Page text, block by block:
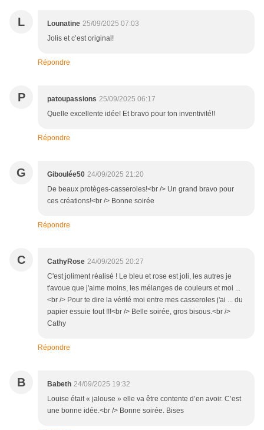
L Lounatine 25/09/2025 07:03
Jolis et c’est original!
Répondre
P patoupassions 25/09/2025 06:17
Quelle excellente idée! Et bravo pour ton inventivité!!
Répondre
G Giboulée50 24/09/2025 21:20
De beaux protèges-casseroles!<br /> Un grand bravo pour
ces créations!<br /> Bonne soirée
Répondre
C CathyRose 24/09/2025 20:27
C'est joliment réalisé ! Le bleu et rose est joli, les autres je
t'avoue que j'aime moins, les mélanges de couleurs et moi ...
<br /> Pour te dire la vérité moi entre mes casseroles j'ai ... du
papier essuie tout !!!<br /> Belle soirée, gros bisous.<br />
Cathy
Répondre
B Babeth 24/09/2025 19:32
Louise était « jalouse » elle va être contente d’en avoir. C’est
une bonne idée.<br /> Bonne soirée. Bises